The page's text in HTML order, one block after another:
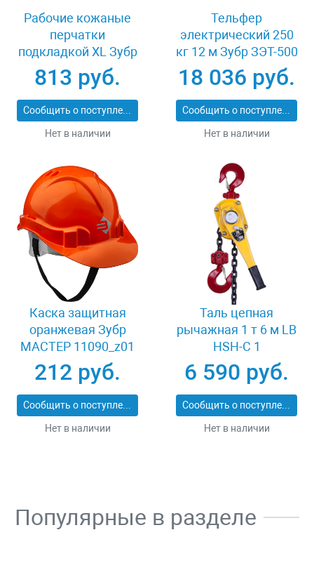
Рабочие кожаные
перчатки
подкладкой XL Зубр
МАСТЕР 1135-XL
813 руб.
Сообщить о поступлении
Нет в наличии
Тельфер
электрический 250
кг 12 м Зубр ЗЭТ-500
18 036 руб.
Сообщить о поступлении
Нет в наличии
Каска защитная
оранжевая Зубр
МАСТЕР 11090_z01
212 руб.
Сообщить о поступлении
Нет в наличии
Таль цепная
рычажная 1 т 6 м LB
HSH-C 1
6 590 руб.
Сообщить о поступлении
Нет в наличии
Популярные в разделе